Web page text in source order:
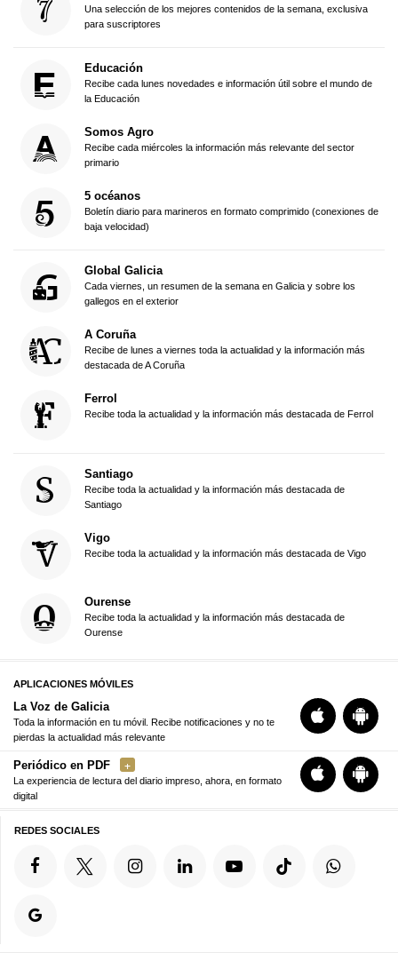
Una selección de los mejores contenidos de la semana, exclusiva
para suscriptores
Educación
Recibe cada lunes novedades e información útil sobre el mundo de
la Educación
Somos Agro
Recibe cada miércoles la información más relevante del sector
primario
5 océanos
Boletín diario para marineros en formato comprimido (conexiones de
baja velocidad)
Global Galicia
Cada viernes, un resumen de la semana en Galicia y sobre los
gallegos en el exterior
A Coruña
Recibe de lunes a viernes toda la actualidad y la información más
destacada de A Coruña
Ferrol
Recibe toda la actualidad y la información más destacada de Ferrol
Santiago
Recibe toda la actualidad y la información más destacada de
Santiago
Vigo
Recibe toda la actualidad y la información más destacada de Vigo
Ourense
Recibe toda la actualidad y la información más destacada de
Ourense
APLICACIONES MÓVILES
La Voz de Galicia
Toda la información en tu móvil. Recibe notificaciones y no te
pierdas la actualidad más relevante
Periódico en PDF
La experiencia de lectura del diario impreso, ahora, en formato
digital
REDES SOCIALES